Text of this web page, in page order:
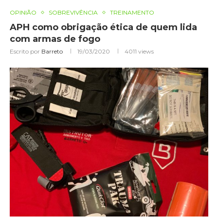
OPINIÃO SOBREVIVÊNCIA TREINAMENTO
APH como obrigação ética de quem lida
com armas de fogo
Escrito por Barreto 19/03/2020 4011 views